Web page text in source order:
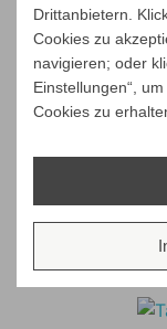
Drittanbietern.
Cookies zu
navigieren; oder
Einstellungen“,
Cookies zu